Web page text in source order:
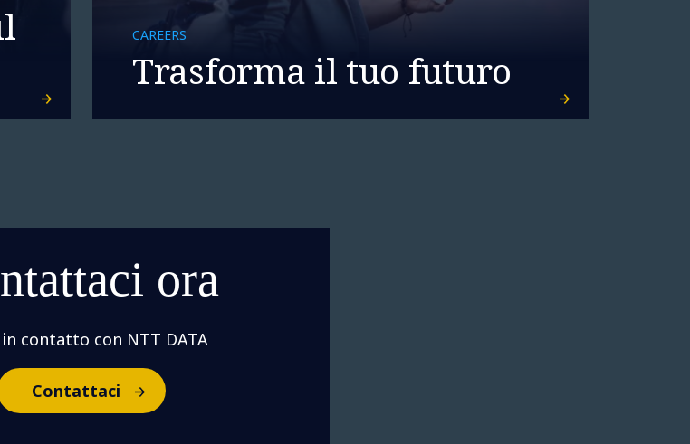
CAREERS
Trasforma il tuo futuro
ora
contatto con NTT DATA
Contattaci